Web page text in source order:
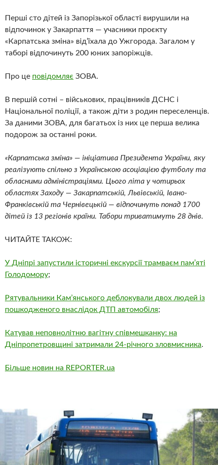
Перші сто дітей із Запорізької області вирушили на
відпочинок у Закарпаття — учасники проєкту
«Карпатська зміна» від’їхала до Ужгорода. Загалом у
таборі відпочинуть 200 юних запоріжців.
Про це повідомляє ЗОВА.
В першій сотні – військових, працівників ДСНС і
Національної поліції, а також діти з родин переселенців.
За даними ЗОВА, для багатьох із них це перша велика
подорож за останні роки.
«Карпатська зміна» — ініціатива Президента України, яку
реалізують спільно з Українською асоціацією футболу та
обласними адміністраціями. Цього літа у чотирьох
областях Заходу — Закарпатській, Львівській, Івано-
Франківській та Чернівецькій — відпочинуть понад 1700
дітей із 13 регіонів країни. Табори триватимуть 28 днів.
ЧИТАЙТЕ ТАКОЖ:
У Дніпрі запустили історичні екскурсії трамваєм пам’яті
Голодомору;
Рятувальники Камʼянського деблокували двох людей із
пошкодженого внаслідок ДТП автомобіля;
Катував неповнолітню вагітну співмешканку: на
Дніпропетровщині затримали 24-річного зловмисника.
Більше новин на REPORTER.ua